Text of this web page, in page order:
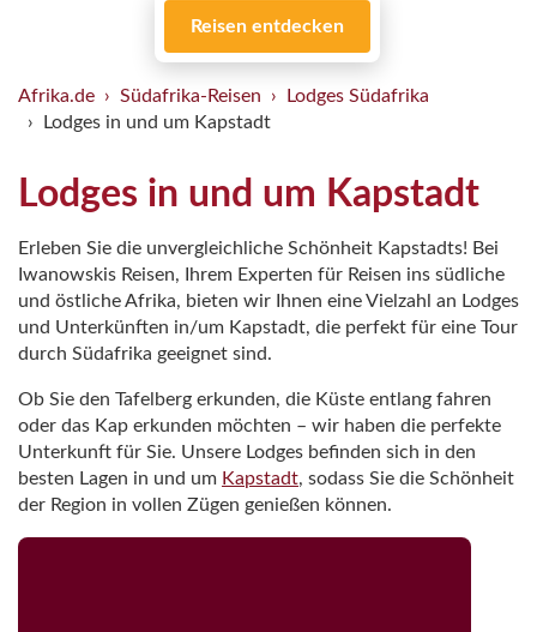
Reisen entdecken
Afrika.de Südafrika-Reisen
Lodges Südafrika
Lodges in und um Kapstadt
Lodges in und um Kapstadt
Erleben Sie die unvergleichliche Schönheit Kapstadts! Bei
Iwanowskis Reisen, Ihrem Experten für Reisen ins südliche
und östliche Afrika, bieten wir Ihnen eine Vielzahl an Lodges
und Unterkünften in/um Kapstadt, die perfekt für eine Tour
durch Südafrika geeignet sind.
Ob Sie den Tafelberg erkunden, die Küste entlang fahren
oder das Kap erkunden möchten – wir haben die perfekte
Unterkunft für Sie. Unsere Lodges befinden sich in den
besten Lagen in und um Kapstadt, sodass Sie die Schönheit
der Region in vollen Zügen genießen können.